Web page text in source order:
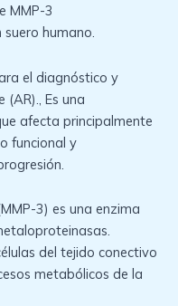
MMP-3
humano.
el diagnóstico y
Es una
afecta principalmente
funcional y
3) es una enzima
del tejido conectivo
metabólicos de la